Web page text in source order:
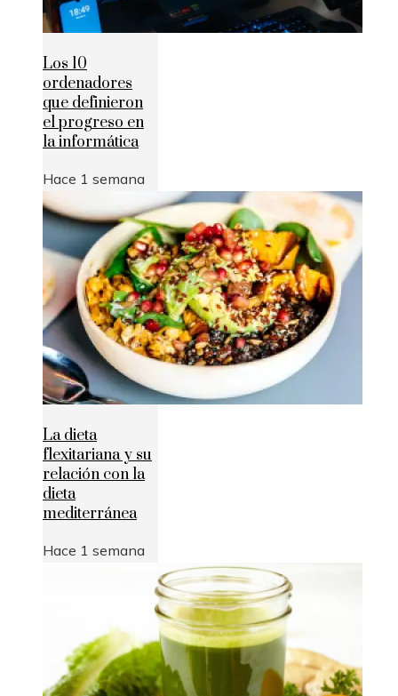
Los 10
ordenadores
que definieron
el progreso en
la informática
Hace 1 semana
La dieta
flexitariana y su
relación con la
dieta
mediterránea
Hace 1 semana